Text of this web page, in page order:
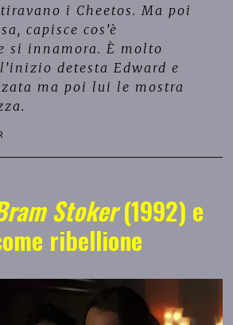
i Cheetos. Ma poi
capisce cos’è
si innamora. È molto
detesta Edward e
ma poi lui le mostra
Stoker(1992) e
ribellione